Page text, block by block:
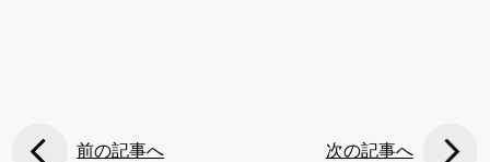
前の記事へ 次の記事へ